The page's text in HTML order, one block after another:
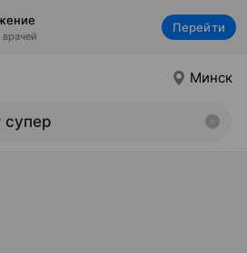
Перейти
Минск